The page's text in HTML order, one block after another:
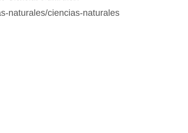
naturales/ciencias-naturales